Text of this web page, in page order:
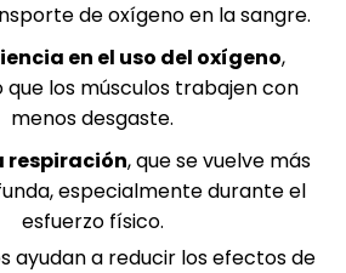
de oxígeno en la sangre.
en el uso del oxígeno,
los músculos trabajen con
menos desgaste.
respiración, que se vuelve más
especialmente durante el
esfuerzo físico.
ayudan a reducir los efectos de